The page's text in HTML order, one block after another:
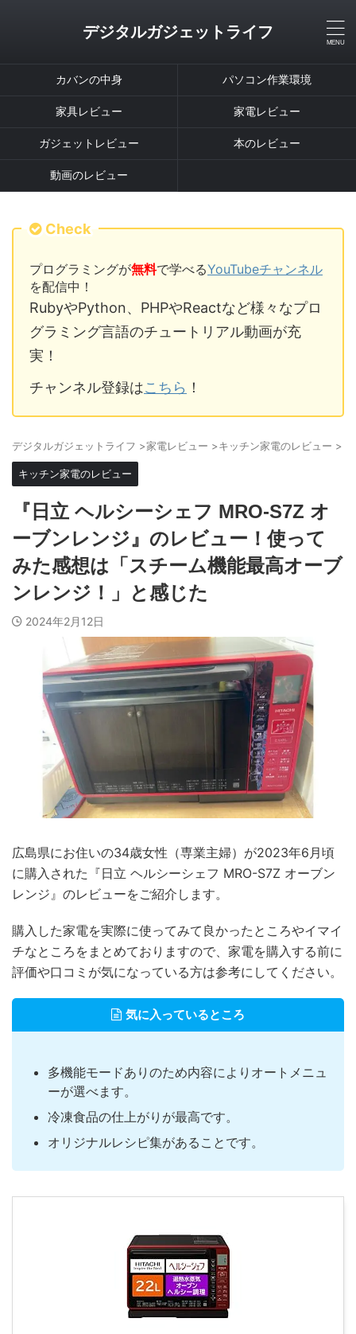
デジタルガジェットライフ
カバンの中身 パソコン作業環境
家具レビュー 家電レビュー
ガジェットレビュー 本のレビュー
動画のレビュー
Check
プログラミングが無料で学べるYouTubeチャンネル
を配信中！
RubyやPython、PHPやReactなど様々なプロ
グラミング言語のチュートリアル動画が充
実！
チャンネル登録はこちら ！
デジタルガジェットライフ >家電レビュー >キッチン家電のレビュー >
キッチン家電のレビュー
『日立 ヘルシーシェフ MRO-S7Z オ
ーブンレンジ』のレビュー！使って
みた感想は「スチーム機能最高オーブ
ンレンジ！」と感じた
2024年2月12日
広島県にお住いの34歳女性（専業主婦）が2023年6月頃
に購入された『日立 ヘルシーシェフ MRO-S7Z オーブン
レンジ』のレビューをご紹介します。
購入した家電を実際に使ってみて良かったところやイマイ
チなところをまとめておりますので、家電を購入する前に
評価や口コミが気になっている方は参考にしてください。
気に入っているところ
多機能モードありのため内容によりオートメニュ
ーが選べます。
冷凍食品の仕上がりが最高です。
オリジナルレシピ集があることです。